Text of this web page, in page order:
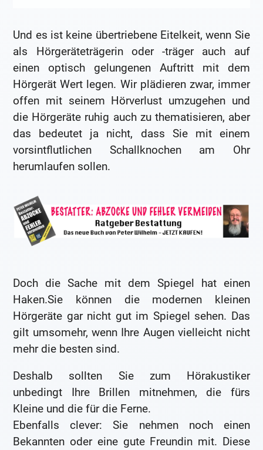
Und es ist keine übertriebene Eitelkeit, wenn Sie
als Hörgeräteträgerin oder -träger auch auf
einen optisch gelungenen Auftritt mit dem
Hörgerät Wert legen. Wir plädieren zwar, immer
offen mit seinem Hörverlust umzugehen und
die Hörgeräte ruhig auch zu thematisieren, aber
das bedeutet ja nicht, dass Sie mit einem
vorsintflutlichen Schallknochen am Ohr
herumlaufen sollen.
Doch die Sache mit dem Spiegel hat einen
Haken.Sie können die modernen kleinen
Hörgeräte gar nicht gut im Spiegel sehen. Das
gilt umsomehr, wenn Ihre Augen vielleicht nicht
mehr die besten sind.
Deshalb sollten Sie zum Hörakustiker
unbedingt Ihre Brillen mitnehmen, die fürs
Kleine und die für die Ferne.
Ebenfalls clever: Sie nehmen noch einen
Bekannten oder eine gute Freundin mit. Diese